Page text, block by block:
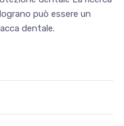
può essere un
dentale.